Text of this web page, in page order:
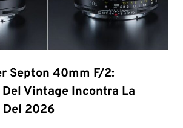
Septon 40mm F/2:
Del Vintage Incontra La
Del 2026